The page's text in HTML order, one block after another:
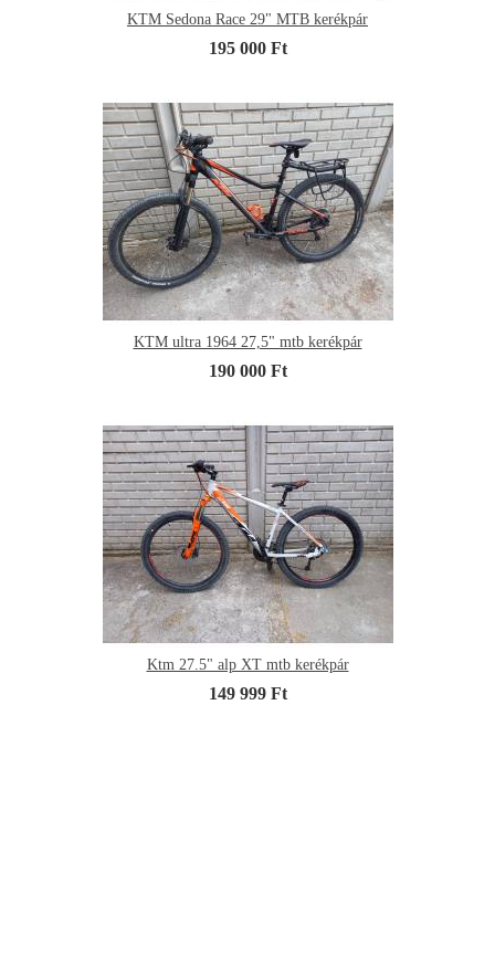
KTM Sedona Race 29" MTB kerékpár
195 000 Ft
KTM ultra 1964 27,5" mtb kerékpár
190 000 Ft
Ktm 27.5" alp XT mtb kerékpár
149 999 Ft